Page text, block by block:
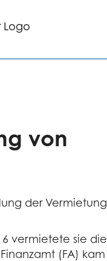
von
der Vermietung
vermietete sie die
(FA) kam